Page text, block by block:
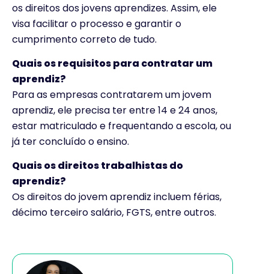
os direitos dos jovens aprendizes. Assim, ele
visa facilitar o processo e garantir o
cumprimento correto de tudo.
Quais os requisitos para contratar um
aprendiz?
Para as empresas contratarem um jovem
aprendiz, ele precisa ter entre 14 e 24 anos,
estar matriculado e frequentando a escola, ou
já ter concluído o ensino.
Quais os direitos trabalhistas do
aprendiz?
Os direitos do jovem aprendiz incluem férias,
décimo terceiro salário, FGTS, entre outros.